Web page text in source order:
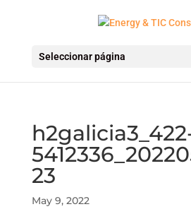
Seleccionar página
23
May 9, 2022